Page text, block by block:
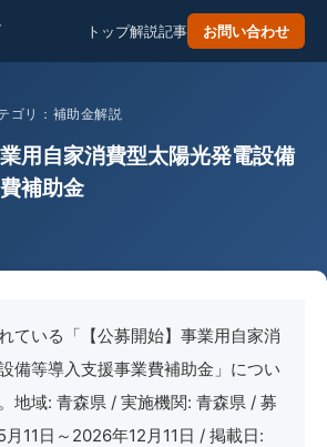
トップ解説記事 お問い合わせ
リ：補助金解説
業用自家消費型太陽光発電設備
補助金
ている「【公募開始】事業用自家消
備等導入支援事業費補助金」につい
地域: 青森県 / 実施機関: 青森県 / 募
11日～2026年12月11日 / 掲載日: